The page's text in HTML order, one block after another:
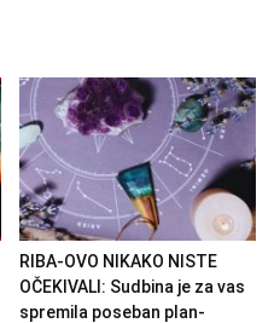
RIBA-OVO NIKAKO NISTE
OČEKIVALI: Sudbina je za vas
spremila poseban plan-